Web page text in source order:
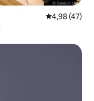
Gemiddelde
4,98 (47)